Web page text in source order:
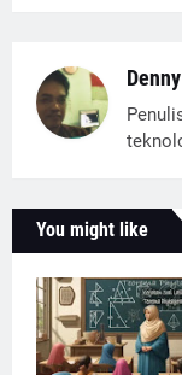
You might like